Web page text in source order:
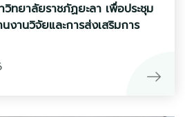
ทยาลัยราชภัฏยะลา เพื่อประชุม
งานวิจัยและการส่งเสริมการ